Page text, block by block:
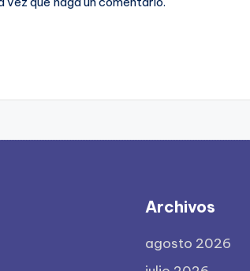
Archivos
agosto 2026